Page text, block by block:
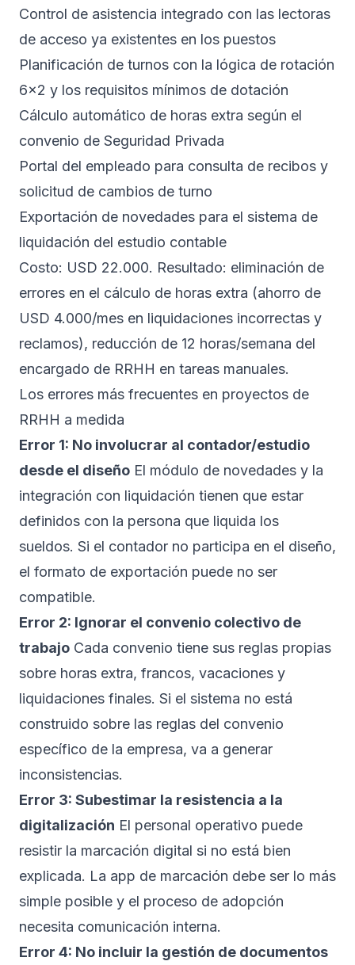
Control de asistencia integrado con las lectoras
de acceso ya existentes en los puestos
Planificación de turnos con la lógica de rotación
6x2 y los requisitos mínimos de dotación
Cálculo automático de horas extra según el
convenio de Seguridad Privada
Portal del empleado para consulta de recibos y
solicitud de cambios de turno
Exportación de novedades para el sistema de
liquidación del estudio contable
Costo: USD 22.000. Resultado: eliminación de
errores en el cálculo de horas extra (ahorro de
USD 4.000/mes en liquidaciones incorrectas y
reclamos), reducción de 12 horas/semana del
encargado de RRHH en tareas manuales.
Los errores más frecuentes en proyectos de
RRHH a medida
Error 1: No involucrar al contador/estudio
desde el diseño El módulo de novedades y la
integración con liquidación tienen que estar
definidos con la persona que liquida los
sueldos. Si el contador no participa en el diseño,
el formato de exportación puede no ser
compatible.
Error 2: Ignorar el convenio colectivo de
trabajo Cada convenio tiene sus reglas propias
sobre horas extra, francos, vacaciones y
liquidaciones finales. Si el sistema no está
construido sobre las reglas del convenio
específico de la empresa, va a generar
inconsistencias.
Error 3: Subestimar la resistencia a la
digitalización El personal operativo puede
resistir la marcación digital si no está bien
explicada. La app de marcación debe ser lo más
simple posible y el proceso de adopción
necesita comunicación interna.
Error 4: No incluir la gestión de documentos